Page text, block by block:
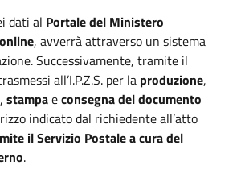
dati al Portale del Ministero
, avverrà attraverso un sistema
Successivamente, tramite il
all’I.P.Z.S. per la produzione,
, stampaeconsegna del documento
indicato dal richiedente all’atto
il Servizio Postale a cura del
.